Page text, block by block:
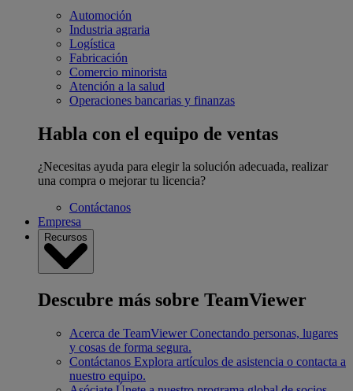
Automoción
Industria agraria
Logística
Fabricación
Comercio minorista
Atención a la salud
Operaciones bancarias y finanzas
Habla con el equipo de ventas
¿Necesitas ayuda para elegir la solución adecuada, realizar
una compra o mejorar tu licencia?
Contáctanos
Empresa
Recursos
Descubre más sobre TeamViewer
Acerca de TeamViewer Conectando personas, lugares
y cosas de forma segura.
Contáctanos Explora artículos de asistencia o contacta a
nuestro equipo.